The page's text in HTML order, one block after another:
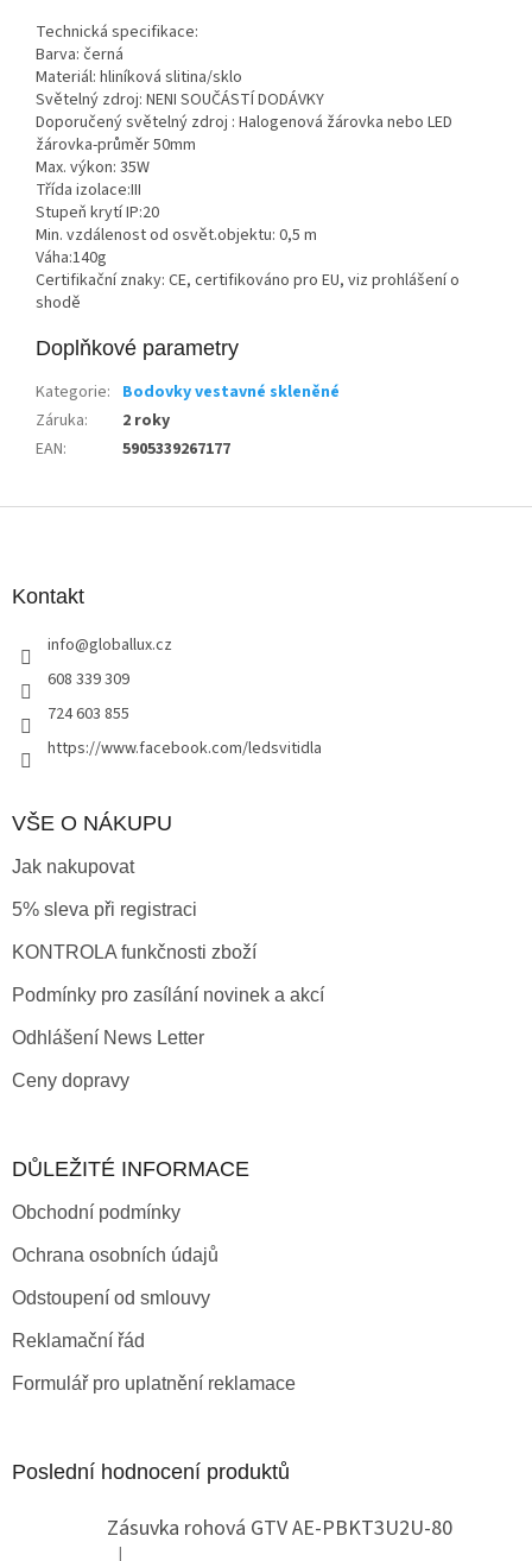
Technická specifikace:
Barva: černá
Materiál: hliníková slitina/sklo
Světelný zdroj: NENI SOUČÁSTÍ DODÁVKY
Doporučený světelný zdroj : Halogenová žárovka nebo LED
žárovka-průměr 50mm
Max. výkon: 35W
Třída izolace:III
Stupeň krytí IP:20
Min. vzdálenost od osvět.objektu: 0,5 m
Váha:140g
Certifikační znaky: CE, certifikováno pro EU, viz prohlášení o
shodě
Doplňkové parametry
Kategorie: Bodovky vestavné skleněné
Záruka:
2 roky
EAN: 5905339267177
Kontakt
info@globallux.cz
608 339 309
724 603 855
https://www.facebook.com/ledsvitidla
VŠE O NÁKUPU
Jak nakupovat
5% sleva při registraci
KONTROLA funkčnosti zboží
Podmínky pro zasílání novinek a akcí
Odhlášení News Letter
Ceny dopravy
DŮLEŽITÉ INFORMACE
Obchodní podmínky
Ochrana osobních údajů
Odstoupení od smlouvy
Reklamační řád
Formulář pro uplatnění reklamace
Poslední hodnocení produktů
Zásuvka rohová GTV AE-PBKT3U2U-80
|